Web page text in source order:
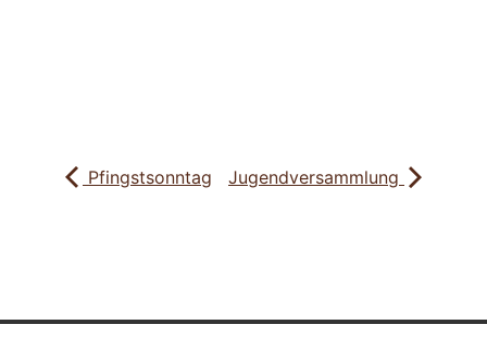
Pfingstsonntag Jugendversammlung